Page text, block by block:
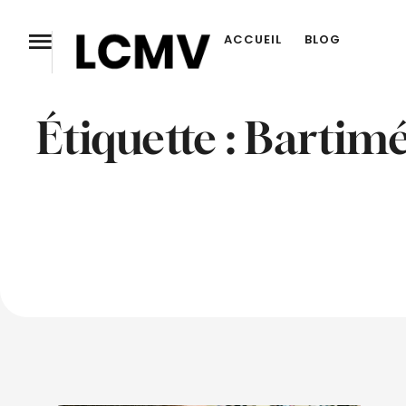
ACCUEIL BLOG
Étiquette :